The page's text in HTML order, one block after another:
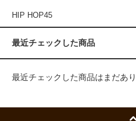
HIP HOP45
最近チェックした商品
最近チェックした商品はまだあり